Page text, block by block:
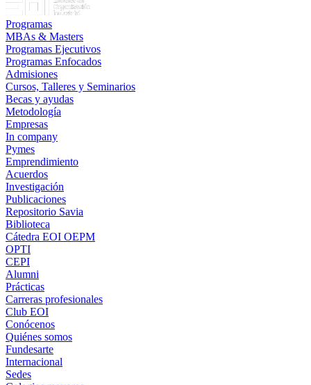
Programas
MBAs & Masters
Programas Ejecutivos
Programas Enfocados
Admisiones
Cursos, Talleres y Seminarios
Becas y ayudas
Metodología
Empresas
In company
Pymes
Emprendimiento
Acuerdos
Investigación
Publicaciones
Repositorio Savia
Biblioteca
Cátedra EOI OEPM
OPTI
CEPI
Alumni
Prácticas
Carreras profesionales
Club EOI
Conócenos
Quiénes somos
Fundesarte
Internacional
Sedes